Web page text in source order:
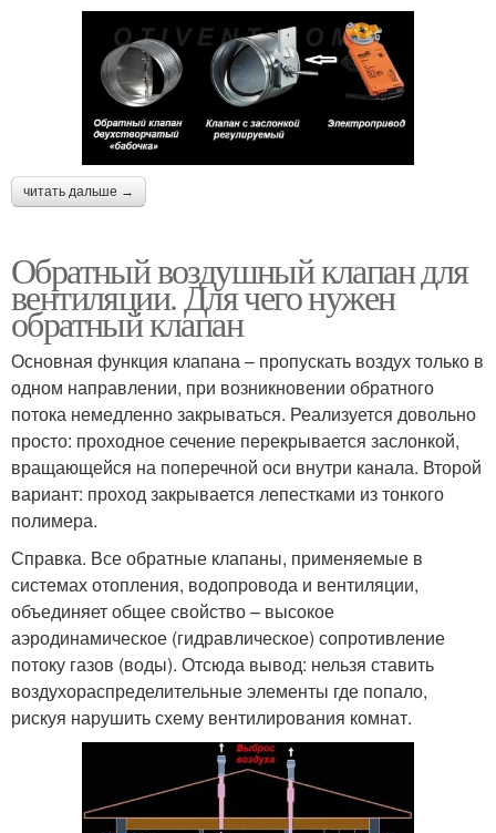
читать дальше →
Обратный воздушный клапан для
вентиляции. Для чего нужен
обратный клапан
Основная функция клапана – пропускать воздух только в
одном направлении, при возникновении обратного
потока немедленно закрываться. Реализуется довольно
просто: проходное сечение перекрывается заслонкой,
вращающейся на поперечной оси внутри канала. Второй
вариант: проход закрывается лепестками из тонкого
полимера.
Справка. Все обратные клапаны, применяемые в
системах отопления, водопровода и вентиляции,
объединяет общее свойство – высокое
аэродинамическое (гидравлическое) сопротивление
потоку газов (воды). Отсюда вывод: нельзя ставить
воздухораспределительные элементы где попало,
рискуя нарушить схему вентилирования комнат.